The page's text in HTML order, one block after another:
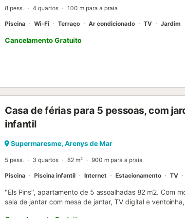
Não são permitidos grupos de jovens com menos de 30
8 pess. 4 quartos 100 m para a praia
Piscina Wi-Fi Terraço Ar condicionado TV Jardim
Cancelamento Gratuito
Casa de férias para 5 pessoas, com
infantil
Supermaresme, Arenys de Mar
5 pess. 3 quartos 82 m² 900 m para a praia
Piscina Piscina infantil Internet Estacionamento TV
"Els Pins", apartamento de 5 assoalhadas 82 m2. Com
sala de jantar com mesa de jantar, TV digital e